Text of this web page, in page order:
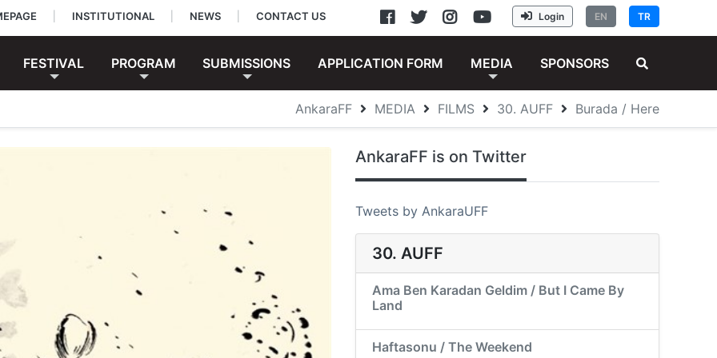
TR
EN
Login
INSTITUTIONAL NEWS CONTACT US
FESTIVAL PROGRAM SUBMISSIONS APPLICATION FORM MEDIA SPONSORS
AnkaraFF MEDIA FILMS 30. AUFF Burada / Here
AnkaraFF is on Twitter
Tweets by AnkaraUFF
30. AUFF
Ama Ben Karadan Geldim / But I Came By
Land
Haftasonu / The Weekend